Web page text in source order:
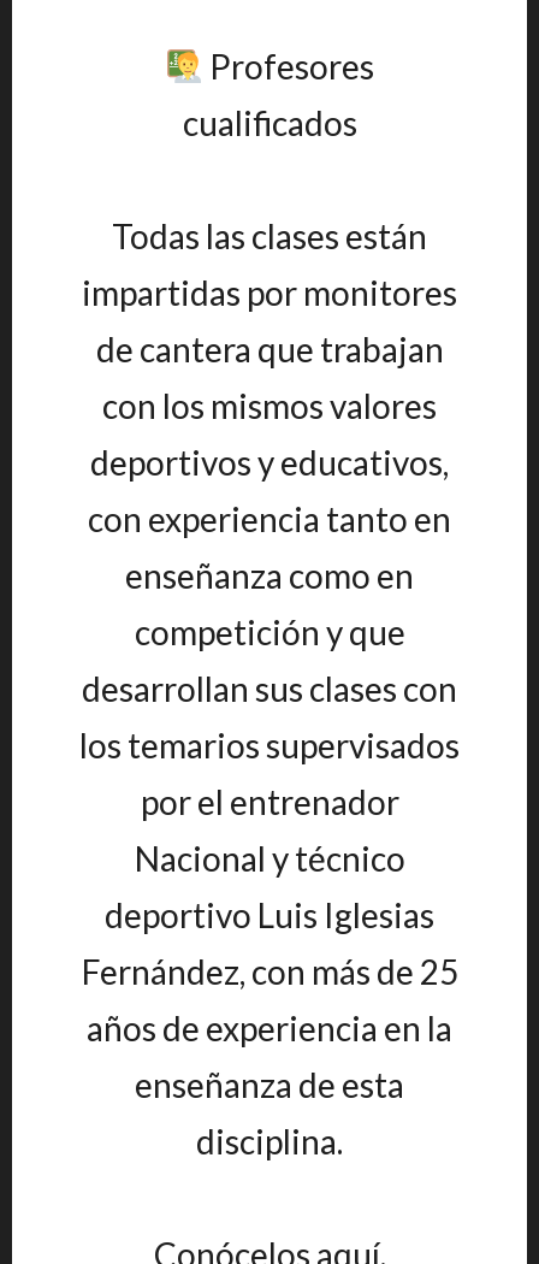
Profesores
cualificados
Todas las clases están
impartidas por monitores
de cantera que trabajan
con los mismos valores
deportivos y educativos,
con experiencia tanto en
enseñanza como en
competición y que
desarrollan sus clases con
los temarios supervisados
por el entrenador
Nacional y técnico
deportivo Luis Iglesias
Fernández, con más de 25
años de experiencia en la
enseñanza de esta
disciplina.
Conócelos aquí.